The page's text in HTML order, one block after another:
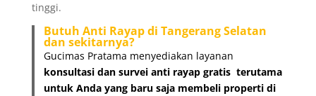
tinggi.
Butuh Anti Rayap di Tangerang Selatan
dan sekitarnya?
Gucimas Pratama menyediakan layanan
konsultasi dan survei anti rayap gratis terutama
untuk Anda yang baru saja membeli properti di